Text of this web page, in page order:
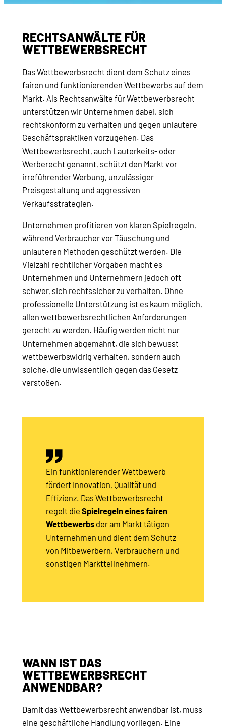
RECHTSANWÄLTE FÜR
WETTBEWERBSRECHT
Das Wettbewerbsrecht dient dem Schutz eines
fairen und funktionierenden Wettbewerbs auf dem
Markt. Als Rechtsanwälte für Wettbewerbsrecht
unterstützen wir Unternehmen dabei, sich
rechtskonform zu verhalten und gegen unlautere
Geschäftspraktiken vorzugehen. Das
Wettbewerbsrecht, auch Lauterkeits- oder
Werberecht genannt, schützt den Markt vor
irreführender Werbung, unzulässiger
Preisgestaltung und aggressiven
Verkaufsstrategien.
Unternehmen profitieren von klaren Spielregeln,
während Verbraucher vor Täuschung und
unlauteren Methoden geschützt werden. Die
Vielzahl rechtlicher Vorgaben macht es
Unternehmen und Unternehmern jedoch oft
schwer, sich rechtssicher zu verhalten. Ohne
professionelle Unterstützung ist es kaum möglich,
allen wettbewerbsrechtlichen Anforderungen
gerecht zu werden. Häufig werden nicht nur
Unternehmen abgemahnt, die sich bewusst
wettbewerbswidrig verhalten, sondern auch
solche, die unwissentlich gegen das Gesetz
verstoßen.
Ein funktionierender Wettbewerb
fördert Innovation, Qualität und
Effizienz. Das Wettbewerbsrecht
regelt die Spielregeln eines fairen
Wettbewerbsder am Markt tätigen
Unternehmen und dient dem Schutz
von Mitbewerbern, Verbrauchern und
sonstigen Marktteilnehmern.
WANN IST DAS
WETTBEWERBSRECHT
ANWENDBAR?
Damit das Wettbewerbsrecht anwendbar ist, muss
eine geschäftliche Handlung vorliegen. Eine